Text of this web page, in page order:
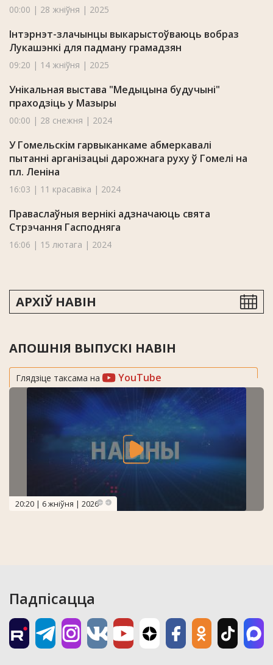
00:00 | 28 жніўня | 2025
Інтэрнэт-злачынцы выкарыстоўваюць вобраз
Лукашэнкі для падману грамадзян
09:20 | 14 жніўня | 2025
Унікальная выстава "Медыцына будучыні"
праходзіць у Мазыры
00:00 | 28 снежня | 2024
У Гомельскім гарвыканкаме абмеркавалі
пытанні арганізацыі дарожнага руху ў Гомелі на
пл. Леніна
16:03 | 11 красавіка | 2024
Праваслаўныя вернікі адзначаюць свята
Стрэчання Гасподняга
16:06 | 15 лютага | 2024
АРХІЎ НАВІН
АПОШНІЯ ВЫПУСКІ НАВІН
Глядзіце таксама на YouTube
20:20 | 6 жніўня | 2026
Падпісацца